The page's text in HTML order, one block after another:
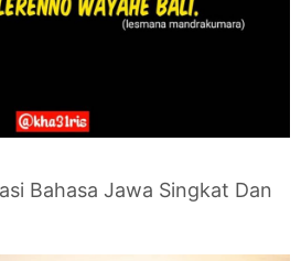
Bahasa Jawa Singkat Dan